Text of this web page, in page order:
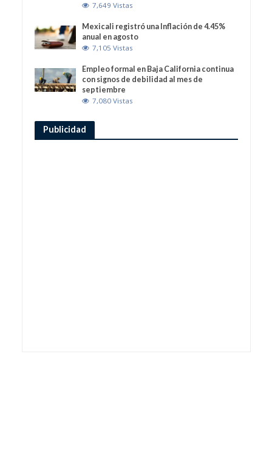
7,649 Vistas
Mexicali registró una Inflación de 4.45%
anual en agosto
7,105 Vistas
Empleo formal en Baja California continua
con signos de debilidad al mes de
septiembre
7,080 Vistas
Publicidad